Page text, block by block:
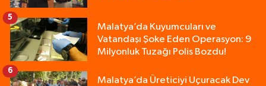
Malatya’da Kuyumcuları ve
Vatandaşı Şoke Eden Operasyon: 9
Milyonluk Tuzağı Polis Bozdu!
5
Malatya’da Üreticiyi Uçuracak Dev
6